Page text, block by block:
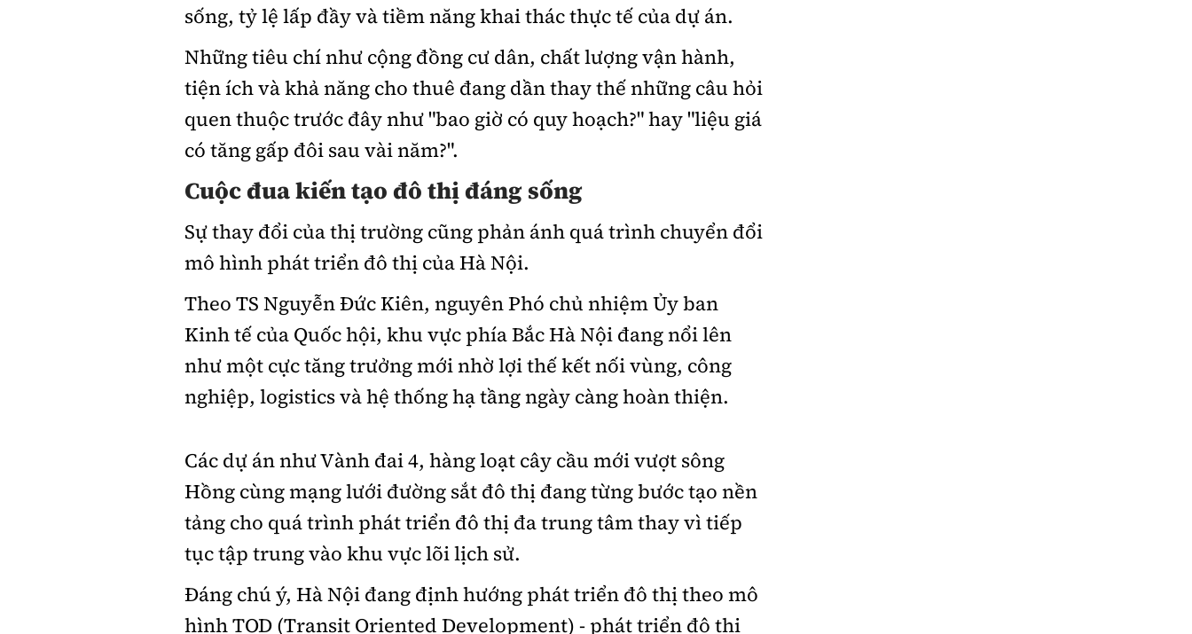
sống, tỷ lệ lấp đầy và tiềm năng khai thác thực tế của dự án.
Những tiêu chí như cộng đồng cư dân, chất lượng vận hành,
tiện ích và khả năng cho thuê đang dần thay thế những câu hỏi
quen thuộc trước đây như "bao giờ có quy hoạch?" hay "liệu giá
có tăng gấp đôi sau vài năm?".
Cuộc đua kiến tạo đô thị đáng sống
Sự thay đổi của thị trường cũng phản ánh quá trình chuyển đổi
mô hình phát triển đô thị của Hà Nội.
Theo TS Nguyễn Đức Kiên, nguyên Phó chủ nhiệm Ủy ban
Kinh tế của Quốc hội, khu vực phía Bắc Hà Nội đang nổi lên
như một cực tăng trưởng mới nhờ lợi thế kết nối vùng, công
nghiệp, logistics và hệ thống hạ tầng ngày càng hoàn thiện.
Các dự án như Vành đai 4, hàng loạt cây cầu mới vượt sông
Hồng cùng mạng lưới đường sắt đô thị đang từng bước tạo nền
tảng cho quá trình phát triển đô thị đa trung tâm thay vì tiếp
tục tập trung vào khu vực lõi lịch sử.
Đáng chú ý, Hà Nội đang định hướng phát triển đô thị theo mô
hình TOD (Transit Oriented Development) - phát triển đô thị